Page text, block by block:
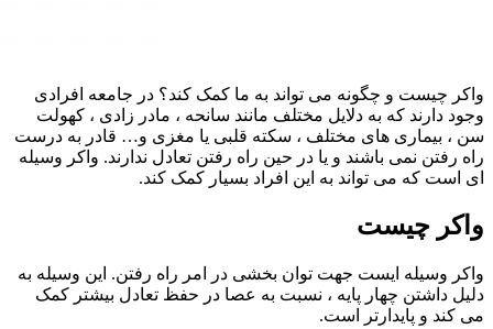
واکر چیست و چگونه می تواند به ما کمک کند؟ در جامعه افرادی
وجود دارند که به دلایل مختلف مانند سانحه ، مادر زادی ، کهولت
سن ، بیماری های مختلف ، سکته قلبی یا مغزی و… قادر به درست
راه رفتن نمی باشند و یا در حین راه رفتن تعادل ندارند. واکر وسیله
ای است که می تواند به این افراد بسیار کمک کند.
واکر چیست
واکر وسیله ایست جهت توان بخشی در امر راه رفتن. این وسیله به
دلیل داشتن چهار پایه ، نسبت به عصا در حفظ تعادل بیشتر کمک
می کند و پایدارتر است.